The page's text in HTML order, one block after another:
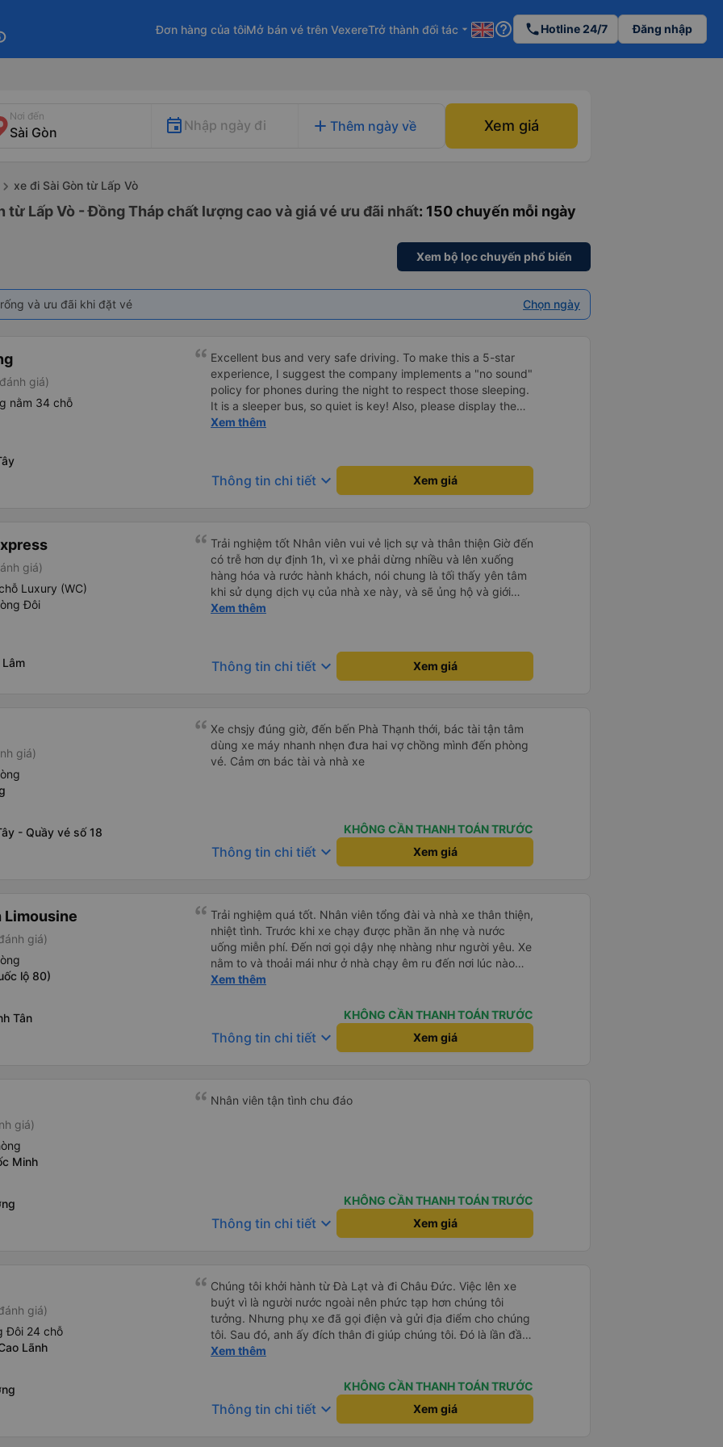
Đơn hàng của tôiMở bán vé trên VexereTrở thành đối tác arrow_drop_down help_outline phoneHotline 24/7 Đăng nhập
Nơi đến
Nhập ngày đi add Thêm ngày về Xem giá
xe đi Sài Gòn từ Lấp Vò
từ Lấp Vò - Đồng Tháp chất lượng cao và giá vé ưu đãi nhất: 150 chuyến mỗi ngày
Xem bộ lọc chuyến phổ biến
và ưu đãi khi đặt vé Chọn ngày
giá)
nằm 34 chỗ
Excellent bus and very safe driving. To make this a 5-star
experience, I suggest the company implements a "no sound"
policy for phones during the night to respect those sleeping.
It is a sleeper bus, so quiet is key! Also, please display the
Wi-Fi password clearly inside the cabin for convenience. I
hơn, tôi góp ý nhà xe nên có quy định rõ ràng về việc giữ im
lặng (tắt âm thanh điện thoại) vào ban đêm để tránh làm
Tôi vẫn sẽ tiếp tục ủng hộ nhà xe trong tương lai!
Xem thêm
Thông tin chi tiết keyboard_arrow_down Xem giá
giá)
Luxury (WC)
Đôi
Trải nghiệm tốt Nhân viên vui vẻ lịch sự và thân thiện Giờ đến
có trễ hơn dự định 1h, vì xe phải dừng nhiều và lên xuống
hàng hóa và rước hành khách, nói chung là tối thấy yên tâm
khi sử dụng dịch vụ của nhà xe này, và sẽ ủng hộ và giới
thiệu cho người thân sử dụng dịch vụ của nhà xe này
Xem thêm
Thông tin chi tiết keyboard_arrow_down Xem giá
giá)
- Quầy vé số 18
Xe chsjy đúng giờ, đến bến Phà Thạnh thới, bác tài tận tâm
dùng xe máy nhanh nhẹn đưa hai vợ chồng mình đến phòng
vé. Cảm ơn bác tài và nhà xe
KHÔNG CẦN THANH TOÁN TRƯỚC
Thông tin chi tiết keyboard_arrow_down Xem giá
Limousine
giá)
lộ 80)
Tân
Trải nghiệm quá tốt. Nhân viên tổng đài và nhà xe thân thiện,
nhiệt tình. Trước khi xe chạy được phần ăn nhẹ và nước
uống miễn phí. Đến nơi gọi dậy nhẹ nhàng như người yêu. Xe
nằm to và thoải mái như ở nhà chạy êm ru đến nơi lúc nào
không hay luôn. I had very good experience with this bus
the bus, we were offered light meals and drinks. When the
bus has arrived, the staff woke us up as they were waking
up up their lovers. If you are foreigners and planning to take
Xem thêm
KHÔNG CẦN THANH TOÁN TRƯỚC
Thông tin chi tiết keyboard_arrow_down Xem giá
giá)
Minh
Nhân viên tận tình chu đáo
KHÔNG CẦN THANH TOÁN TRƯỚC
Thông tin chi tiết keyboard_arrow_down Xem giá
giá)
Đôi 24 chỗ
Lãnh
Chúng tôi khởi hành từ Đà Lạt và đi Châu Đức. Việc lên xe
buýt vì là người nước ngoài nên phức tạp hơn chúng tôi
tưởng. Nhưng phụ xe đã gọi điện và gửi địa điểm cho chúng
tôi. Sau đó, anh ấy đích thân đi giúp chúng tôi. Đó là lần đầu
tiên đi xe giường nằm với hai đứa trẻ nhỏ khá thú vị. Chúng
uống. Tôi rất ngạc nhiên khi xe dừng lại lúc nửa đêm ở Cần
Thơ và mọi người xuống xe ăn. Khi đến điểm dừng, họ đánh
thức chúng tôi dậy và đảm bảo chúng tôi đã sẵn sàng. Nhìn
Xem thêm
KHÔNG CẦN THANH TOÁN TRƯỚC
Thông tin chi tiết keyboard_arrow_down Xem giá